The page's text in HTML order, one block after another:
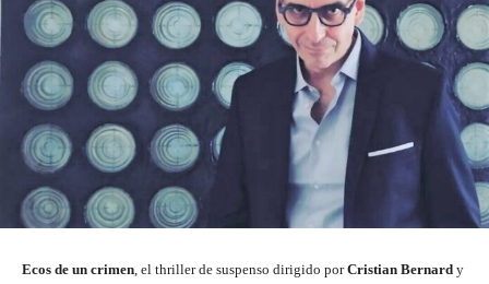
Ecos de un crimen , el thriller de suspenso dirigido porCristian Bernard y